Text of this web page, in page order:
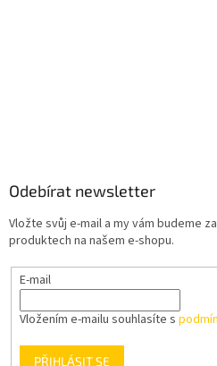
Odebírat newsletter
Vložte svůj e-mail a my vám budeme
produktech na našem e-shopu.
E-mail
Vložením e-mailu souhlasíte s
PŘIHLÁSIT SE